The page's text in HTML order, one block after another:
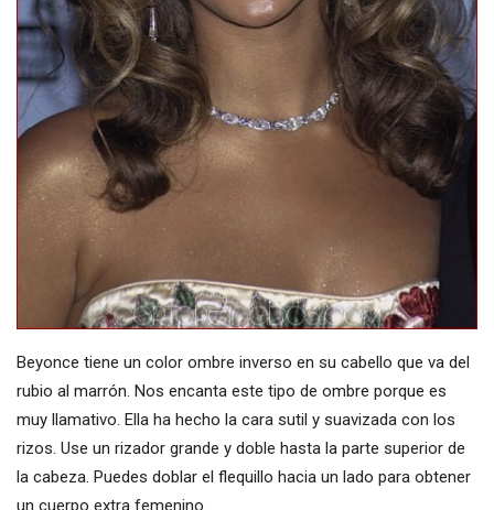
Beyonce tiene un color ombre inverso en su cabello que va del
rubio al marrón. Nos encanta este tipo de ombre porque es
muy llamativo. Ella ha hecho la cara sutil y suavizada con los
rizos. Use un rizador grande y doble hasta la parte superior de
la cabeza. Puedes doblar el flequillo hacia un lado para obtener
un cuerpo extra femenino.